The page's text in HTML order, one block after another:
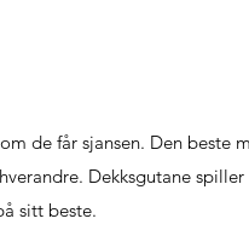
de får sjansen. Den beste
Dekksgutane
sitt beste.